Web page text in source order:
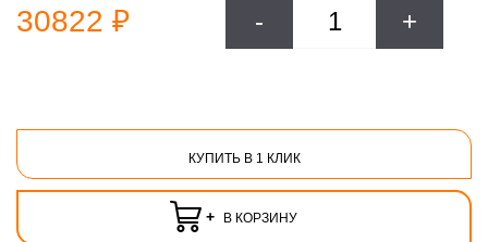
30822 ₽ - +
КУПИТЬ В 1 КЛИК
+ В КОРЗИНУ